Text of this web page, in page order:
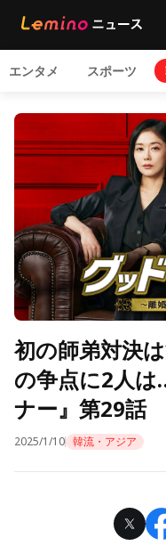
エンタメ スポーツ
初の師弟対決
の争点に2人
ナー』第29話
2025/1/10 韓流・アジア